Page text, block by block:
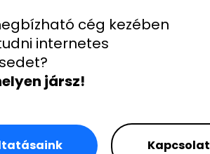
cég kezében
internetes
jársz!
Kapcsolat